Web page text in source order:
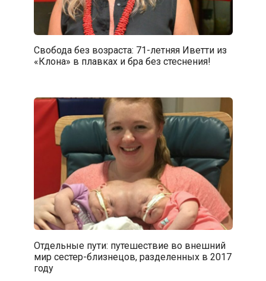
Свобода без возраста: 71-летняя Иветти из
«Клона» в плавках и бра без стеснения!
Отдельные пути: путешествие во внешний
мир сестер-близнецов, разделенных в 2017
году